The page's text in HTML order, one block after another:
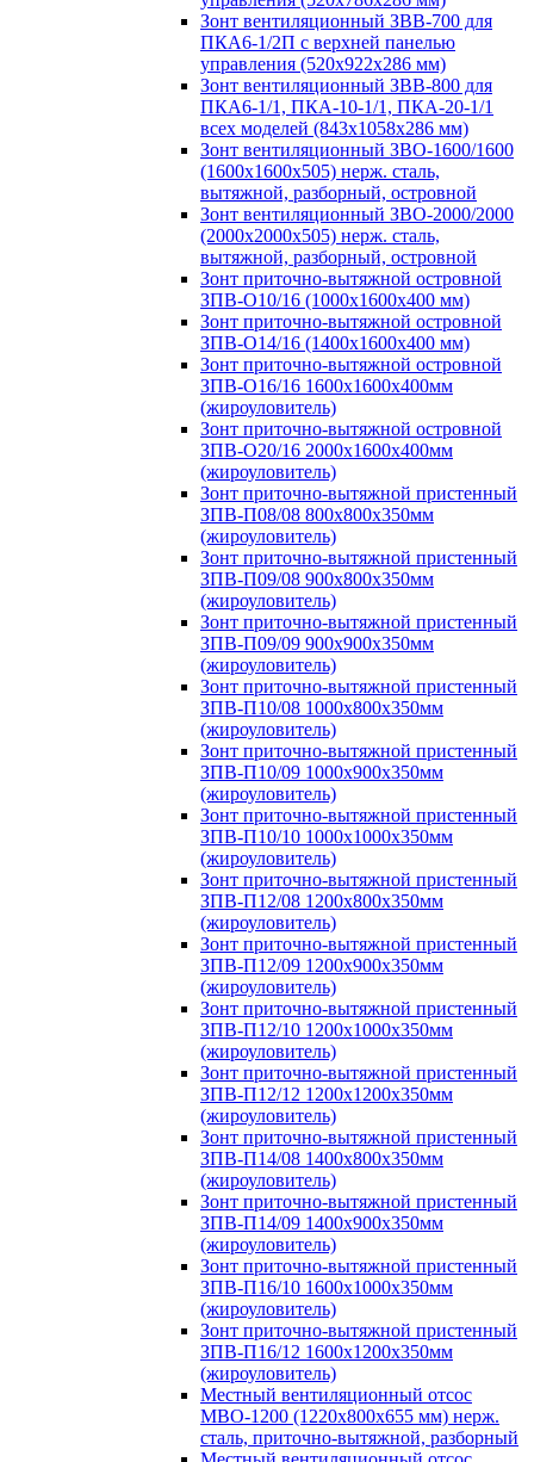
Зонт вентиляционный ЗВВ-700 для
ПКА6-1/2П с верхней панелью
управления (520х922х286 мм)
Зонт вентиляционный ЗВВ-800 для
ПКА6-1/1, ПКА-10-1/1, ПКА-20-1/1
всех моделей (843х1058х286 мм)
Зонт вентиляционный ЗВО-1600/1600
(1600х1600х505) нерж. сталь,
вытяжной, разборный, островной
Зонт вентиляционный ЗВО-2000/2000
(2000х2000х505) нерж. сталь,
вытяжной, разборный, островной
Зонт приточно-вытяжной островной
ЗПВ-О10/16 (1000х1600х400 мм)
Зонт приточно-вытяжной островной
ЗПВ-О14/16 (1400х1600х400 мм)
Зонт приточно-вытяжной островной
ЗПВ-О16/16 1600х1600х400мм
(жироуловитель)
Зонт приточно-вытяжной островной
ЗПВ-О20/16 2000х1600х400мм
(жироуловитель)
Зонт приточно-вытяжной пристенный
ЗПВ-П08/08 800х800х350мм
(жироуловитель)
Зонт приточно-вытяжной пристенный
ЗПВ-П09/08 900х800х350мм
(жироуловитель)
Зонт приточно-вытяжной пристенный
ЗПВ-П09/09 900х900х350мм
(жироуловитель)
Зонт приточно-вытяжной пристенный
ЗПВ-П10/08 1000х800х350мм
(жироуловитель)
Зонт приточно-вытяжной пристенный
ЗПВ-П10/09 1000х900х350мм
(жироуловитель)
Зонт приточно-вытяжной пристенный
ЗПВ-П10/10 1000х1000х350мм
(жироуловитель)
Зонт приточно-вытяжной пристенный
ЗПВ-П12/08 1200х800х350мм
(жироуловитель)
Зонт приточно-вытяжной пристенный
ЗПВ-П12/09 1200х900х350мм
(жироуловитель)
Зонт приточно-вытяжной пристенный
ЗПВ-П12/10 1200х1000х350мм
(жироуловитель)
Зонт приточно-вытяжной пристенный
ЗПВ-П12/12 1200х1200х350мм
(жироуловитель)
Зонт приточно-вытяжной пристенный
ЗПВ-П14/08 1400х800х350мм
(жироуловитель)
Зонт приточно-вытяжной пристенный
ЗПВ-П14/09 1400х900х350мм
(жироуловитель)
Зонт приточно-вытяжной пристенный
ЗПВ-П16/10 1600х1000х350мм
(жироуловитель)
Зонт приточно-вытяжной пристенный
ЗПВ-П16/12 1600х1200х350мм
(жироуловитель)
Местный вентиляционный отсос
МВО-1200 (1220х800х655 мм) нерж.
сталь, приточно-вытяжной, разборный